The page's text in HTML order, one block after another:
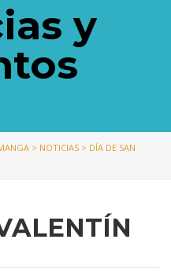
y
> NOTICIAS > DÍA DE SAN